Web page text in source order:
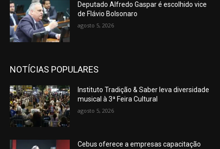
Deputado Alfredo Gaspar é escolhido vice
de Flávio Bolsonaro
agosto 5, 2026
NOTÍCIAS POPULARES
Instituto Tradição & Saber leva diversidade
musical à 3ª Feira Cultural
agosto 5, 2026
Cebus oferece a empresas capacitação